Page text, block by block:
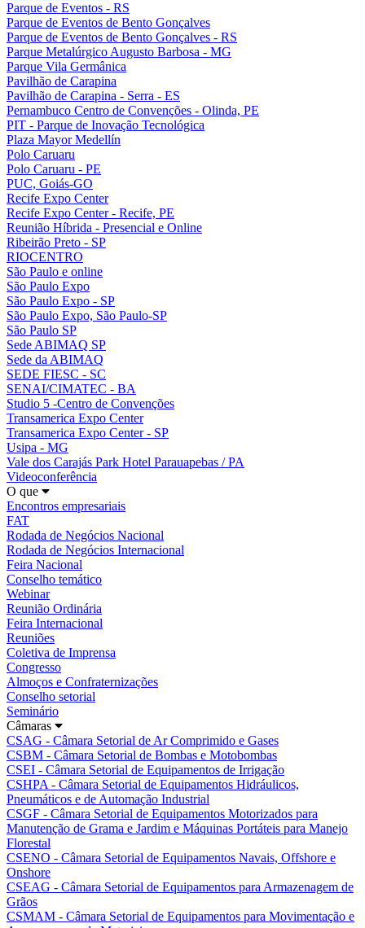
Parque de Eventos - RS
Parque de Eventos de Bento Gonçalves
Parque de Eventos de Bento Gonçalves - RS
Parque Metalúrgico Augusto Barbosa - MG
Parque Vila Germânica
Pavilhão de Carapina
Pavilhão de Carapina - Serra - ES
Pernambuco Centro de Convenções - Olinda, PE
PIT - Parque de Inovação Tecnológica
Plaza Mayor Medellín
Polo Caruaru
Polo Caruaru - PE
PUC, Goiás-GO
Recife Expo Center
Recife Expo Center - Recife, PE
Reunião Híbrida - Presencial e Online
Ribeirão Preto - SP
RIOCENTRO
São Paulo e online
São Paulo Expo
São Paulo Expo - SP
São Paulo Expo, São Paulo-SP
São Paulo SP
Sede ABIMAQ SP
Sede da ABIMAQ
SEDE FIESC - SC
SENAI/CIMATEC - BA
Studio 5 -Centro de Convenções
Transamerica Expo Center
Transamerica Expo Center - SP
Usipa - MG
Vale dos Carajás Park Hotel Parauapebas / PA
Videoconferência
O que
Encontros empresariais
FAT
Rodada de Negócios Nacional
Rodada de Negócios Internacional
Feira Nacional
Conselho temático
Webinar
Reunião Ordinária
Feira Internacional
Reuniões
Coletiva de Imprensa
Congresso
Almoços e Confraternizações
Conselho setorial
Seminário
Câmaras
CSAG - Câmara Setorial de Ar Comprimido e Gases
CSBM - Câmara Setorial de Bombas e Motobombas
CSEI - Câmara Setorial de Equipamentos de Irrigação
CSHPA - Câmara Setorial de Equipamentos Hidráulicos,
Pneumáticos e de Automação Industrial
CSGF - Câmara Setorial de Equipamentos Motorizados para
Manutenção de Grama e Jardim e Máquinas Portáteis para Manejo
Florestal
CSENO - Câmara Setorial de Equipamentos Navais, Offshore e
Onshore
CSEAG - Câmara Setorial de Equipamentos para Armazenagem de
Grãos
CSMAM - Câmara Setorial de Equipamentos para Movimentação e